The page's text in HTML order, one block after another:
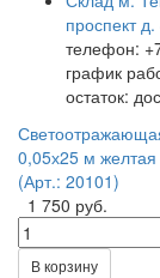
проспект
телефон:
график
остаток:
0,05х25 м
(Арт.: 20101)
1 750 руб.
В корзину